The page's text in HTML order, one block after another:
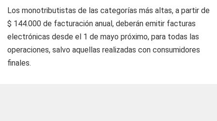
Los monotributistas de las categorías más altas, a partir de
$ 144.000 de facturación anual, deberán emitir facturas
electrónicas desde el 1 de mayo próximo, para todas las
operaciones, salvo aquellas realizadas con consumidores
finales.